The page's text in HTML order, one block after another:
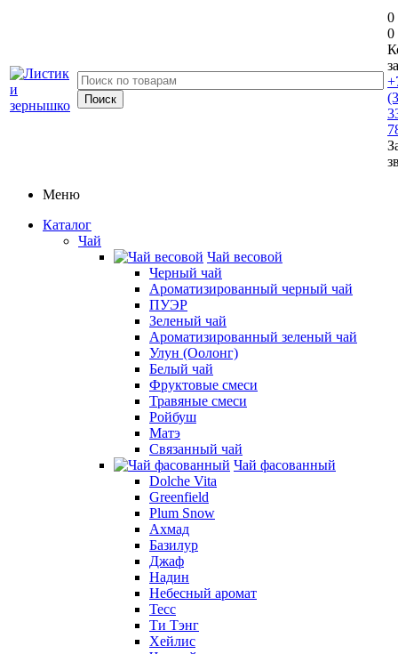
0
0
Меню
Каталог
Чай
Чай весовой
Черный чай
Ароматизированный черный чай
ПУЭР
Зеленый чай
Ароматизированный зеленый чай
Улун (Оолонг)
Белый чай
Фруктовые смеси
Травяные смеси
Ройбуш
Матэ
Связанный чай
Чай фасованный
Dolche Vita
Greenfield
Plum Snow
Ахмад
Базилур
Джаф
Надин
Небесный аромат
Тесс
Ти Тэнг
Хейлис